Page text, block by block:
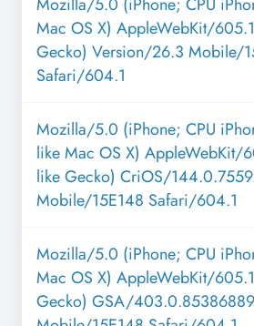
Mozilla/5.0 (iPhone; CPU
Mac OS X) AppleWebKit/
Gecko) Version/26.3 Mobile/
Safari/604.1
Mozilla/5.0 (iPhone; CPU
like Mac OS X) AppleWebKit/
like Gecko) CriOS/
Mobile/15E148 Safari/604.1
Mozilla/5.0 (iPhone; CPU
Mac OS X) AppleWebKit/
Gecko) GSA/